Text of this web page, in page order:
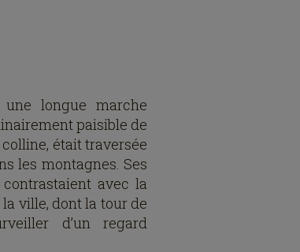
longue marche
paisible de
était traversée
les montagnes. Ses
avec la
ville, dont la tour de
d’un regard